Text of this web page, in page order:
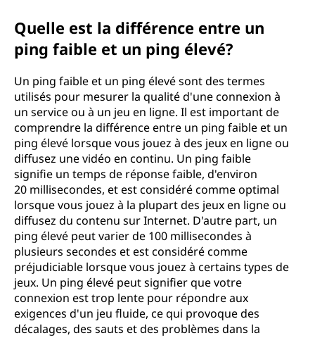
Quelle est la différence entre un
ping faible et un ping élevé?
Un ping faible et un ping élevé sont des termes
utilisés pour mesurer la qualité d'une connexion à
un service ou à un jeu en ligne. Il est important de
comprendre la différence entre un ping faible et un
ping élevé lorsque vous jouez à des jeux en ligne ou
diffusez une vidéo en continu. Un ping faible
signifie un temps de réponse faible, d'environ
20 millisecondes, et est considéré comme optimal
lorsque vous jouez à la plupart des jeux en ligne ou
diffusez du contenu sur Internet. D'autre part, un
ping élevé peut varier de 100 millisecondes à
plusieurs secondes et est considéré comme
préjudiciable lorsque vous jouez à certains types de
jeux. Un ping élevé peut signifier que votre
connexion est trop lente pour répondre aux
exigences d'un jeu fluide, ce qui provoque des
décalages, des sauts et des problèmes dans la